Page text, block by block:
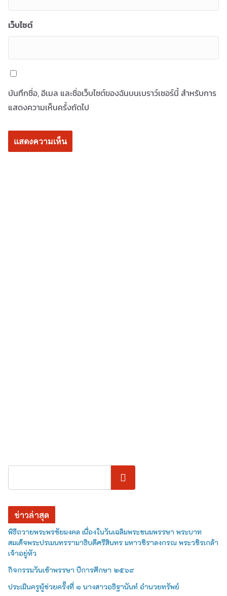
เว็บไซต์
บันทึกชื่อ, อีเมล และชื่อเว็บไซต์ของฉันบนเบราว์เซอร์นี้ สำหรับการ
แสดงความเห็นครั้งถัดไป
ค้นหา
ข่าวล่าสุด
พิธีถวายพระพรชัยมงคล เนื่องในวันเฉลิมพระชนมพรรษา พระบาท
สมเด็จพระปรเมนทรรามาธิบดีศรีสินทร มหาวชิราลงกรณ พระวชิรเกล้า
เจ้าอยู่หัว
กิจกรรมวันเข้าพรรษา ปีการศึกษา ๒๕๖๙
ประเมินครูผู้ช่วยครั้งที่ ๑ นางสาวอธิฐานันท์ อำนวยทรัพย์